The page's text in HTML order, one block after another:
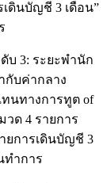
ดินบัญชี 3 เดือน”
ดับ 3: ระยะพำนัก
กับค่ากลาง
ทนทางการทูต of
วด 4 รายการ
ยการเดินบัญชี 3
ทำการ